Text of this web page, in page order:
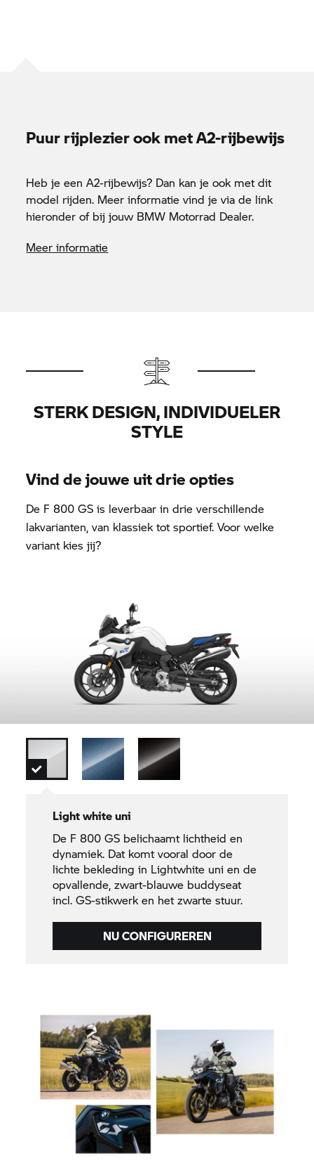
Puur rijplezier ook met A2-rijbewijs
Heb je een A2-rijbewijs? Dan kan je ook met dit
model rijden. Meer informatie vind je via de link
hieronder of bij jouw BMW Motorrad Dealer.
Meer informatie
STERK DESIGN, INDIVIDUELER
STYLE
Vind de jouwe uit drie opties
De F 800 GS is leverbaar in drie verschillende
lakvarianten, van klassiek tot sportief. Voor welke
variant kies jij?
Light white uni
De F 800 GSbelichaamt lichtheid en
dynamiek. Dat komt vooral door de
lichte bekleding in Lightwhite uni en de
opvallende, zwart-blauwe buddyseat
incl. GS-stikwerk en het zwarte stuur.
NU CONFIGUREREN